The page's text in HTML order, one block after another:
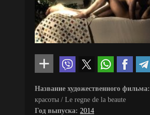
Название художественного фильма:
красоты / Le regne de la beaute
Год выпуска: 2014